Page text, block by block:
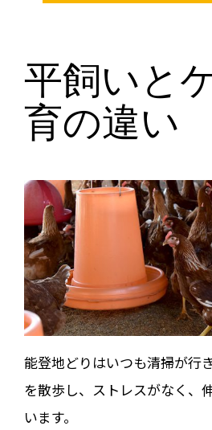
平飼いと
育の違い
能登地どりはいつも清掃が行
を散歩し、ストレスがなく、
います。